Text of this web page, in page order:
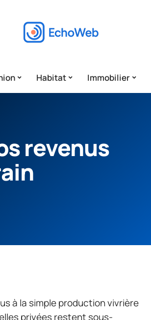
Habitat Immobilier
revenus
à la simple production vivrière
privées restent sous-